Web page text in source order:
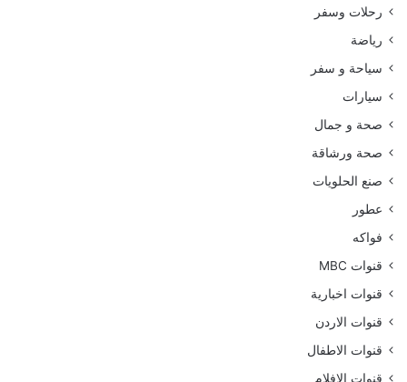
رحلات وسفر
رياضة
سياحة و سفر
سيارات
صحة و جمال
صحة ورشاقة
صنع الحلويات
عطور
فواكه
قنوات MBC
قنوات اخبارية
قنوات الاردن
قنوات الاطفال
قنوات الافلام